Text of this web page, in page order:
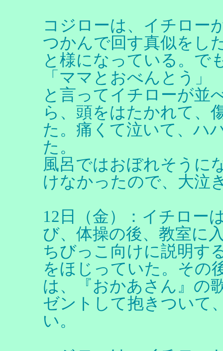
コジローは、イチロー
つかんで回す真似をし
と様になっている。で
「ママとおべんとう」
と言ってイチローが並
ら、頭をはたかれて、
た。痛くて泣いて、ハ
た。
風呂ではおぼれそうに
けなかったので、大泣
12日（金）：イチロー
び、体操の後、教室に
ちびっこ向けに説明す
をほじっていた。その
は、『おかあさん』の
ゼントして抱きついて
い。